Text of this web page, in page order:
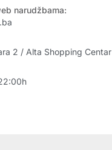
narudžbama:
2 / Alta Shopping Centar